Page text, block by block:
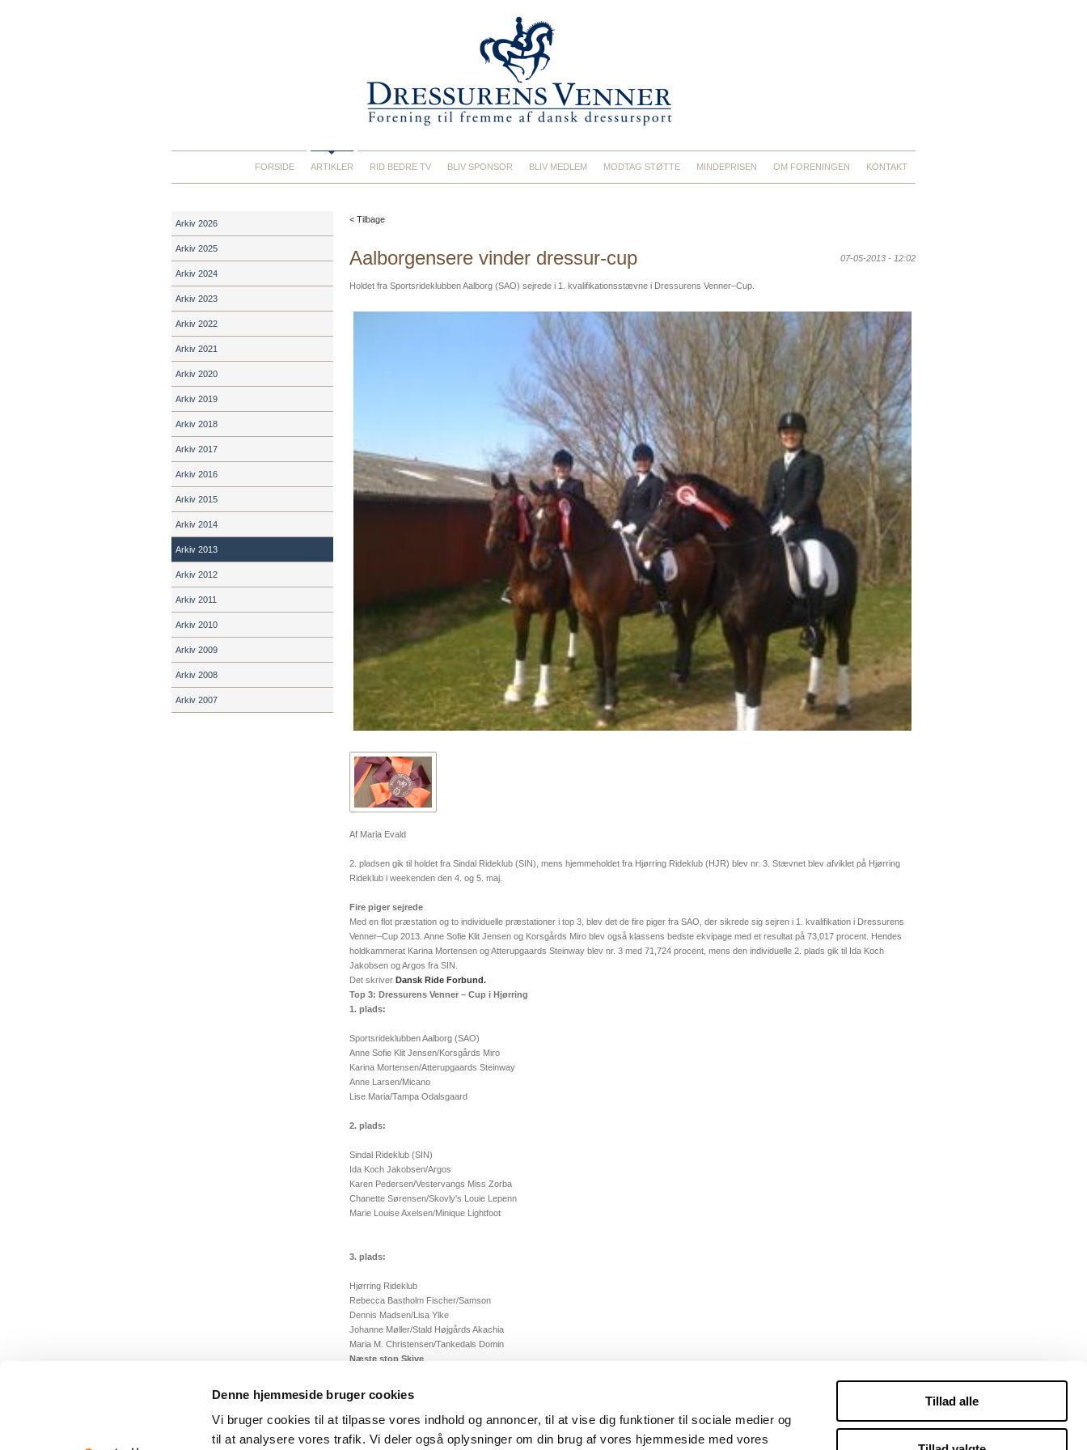
Denne hjemmeside bruger cookies
Vi bruger cookies til at tilpasse vores indhold og annoncer, til at vise dig funktioner til sociale medier og
til at analysere vores trafik. Vi deler også oplysninger om din brug af vores hjemmeside med vores
Tillad alle
FORSIDE ARTIKLER RID BEDRE TV BLIV SPONSOR BLIV MEDLEM MODTAG STØTTE MINDEPRISEN OM FORENINGEN KONTAKT
Arkiv 2026
Arkiv 2025
Arkiv 2024
Arkiv 2023
Arkiv 2022
Arkiv 2021
Arkiv 2020
Arkiv 2019
Arkiv 2018
Arkiv 2017
Arkiv 2016
Arkiv 2015
Arkiv 2014
Arkiv 2013
Arkiv 2012
Arkiv 2011
Arkiv 2010
Arkiv 2009
Arkiv 2008
Arkiv 2007
< Tilbage
Aalborgensere vinder dressur-cup 07-05-2013 - 12:02
Holdet fra Sportsrideklubben Aalborg (SAO) sejrede i 1. kvalifikationsstævne i Dressurens Venner–Cup.
Af Maria Evald
2. pladsen gik til holdet fra Sindal Rideklub (SIN), mens hjemmeholdet fra Hjørring Rideklub (HJR) blev nr. 3. Stævnet blev afviklet på Hjørring
Rideklub i weekenden den 4. og 5. maj.
Fire piger sejrede
Med en flot præstation og to individuelle præstationer i top 3, blev det de fire piger fra SAO, der sikrede sig sejren i 1. kvalifikation i Dressurens
Venner–Cup 2013. Anne Sofie Klit Jensen og Korsgårds Miro blev også klassens bedste ekvipage med et resultat på 73,017 procent. Hendes
holdkammerat Karina Mortensen og Atterupgaards Steinway blev nr. 3 med 71,724 procent, mens den individuelle 2. plads gik til Ida Koch
Jakobsen og Argos fra SIN.
Det skriver Dansk Ride Forbund.
Top 3: Dressurens Venner – Cup i Hjørring
1. plads:
Sportsrideklubben Aalborg (SAO)
Anne Sofie Klit Jensen/Korsgårds Miro
Karina Mortensen/Atterupgaards Steinway
Anne Larsen/Micano
Lise Maria/Tampa Odalsgaard
2. plads:
Sindal Rideklub (SIN)
Ida Koch Jakobsen/Argos
Karen Pedersen/Vestervangs Miss Zorba
Chanette Sørensen/Skovly's Louie Lepenn
Marie Louise Axelsen/Minique Lightfoot
3. plads:
Hjørring Rideklub
Rebecca Bastholm Fischer/Samson
Dennis Madsen/Lisa Ylke
Johanne Møller/Stald Højgårds Akachia
Maria M. Christensen/Tankedals Domin
Næste stop Skive